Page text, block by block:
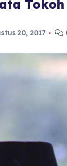
20, 2017